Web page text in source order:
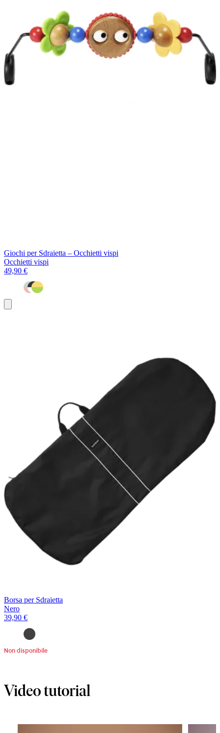
Giochi per Sdraietta – Occhietti vispi
Occhietti vispi
49,90 €
al
Borsa per Sdraietta
Nero
39,90 €
Non disponibile
Video tutorial